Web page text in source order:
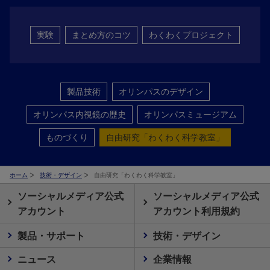
実験 まとめ方のコツ わくわくプロジェクト
製品技術
オリンパスのデザイン
オリンパス内視鏡の歴史
オリンパスミュージアム
ものづくり
自由研究「わくわく科学教室」
ホーム 技術・デザイン 自由研究「わくわく科学教室」
ソーシャルメディア公式
アカウント
ソーシャルメディア公式
アカウント利用規約
製品・サポート
技術・デザイン
ニュース
企業情報